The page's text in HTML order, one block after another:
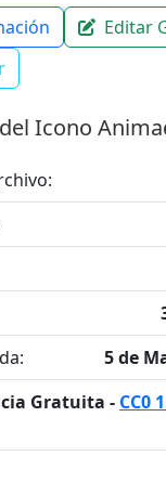
Editar
Icono
5 de
Gratuita - CC0